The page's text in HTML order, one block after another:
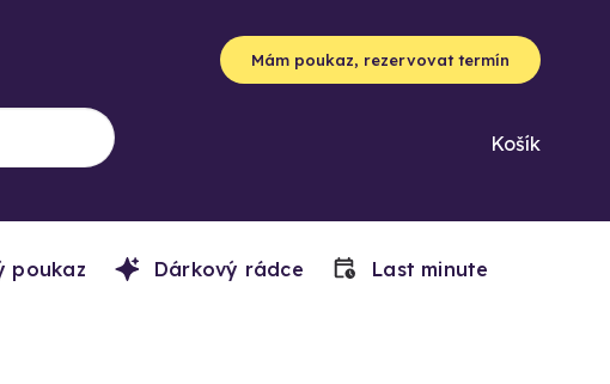
Mám poukaz, rezervovat termín
Košík
poukaz Dárkový rádce Last minute